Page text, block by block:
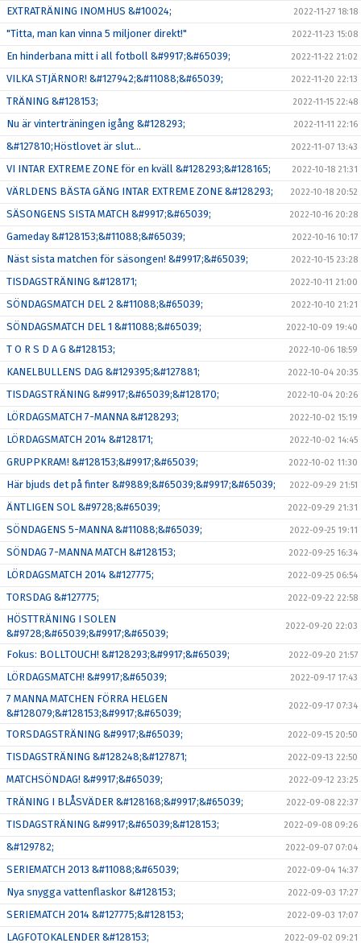
EXTRATRÄNING INOMHUS &#10024; 2022-11-27 18:18
"Titta, man kan vinna 5 miljoner direkt!" 2022-11-23 15:08
En hinderbana mitt i all fotboll &#9917;&#65039; 2022-11-22 21:02
VILKA STJÄRNOR! &#127942;&#11088;&#65039; 2022-11-20 22:13
TRÄNING &#128153; 2022-11-15 22:48
Nu är vinterträningen igång &#128293; 2022-11-11 22:16
&#127810;Höstlovet är slut... 2022-11-07 13:43
VI INTAR EXTREME ZONE för en kväll &#128293;&#128165; 2022-10-18 21:31
VÄRLDENS BÄSTA GÄNG INTAR EXTREME ZONE &#128293; 2022-10-18 20:52
SÄSONGENS SISTA MATCH &#9917;&#65039; 2022-10-16 20:28
Gameday &#128153;&#11088;&#65039; 2022-10-16 10:17
Näst sista matchen för säsongen! &#9917;&#65039; 2022-10-15 23:28
TISDAGSTRÄNING &#128171; 2022-10-11 21:00
SÖNDAGSMATCH DEL 2 &#11088;&#65039; 2022-10-10 21:21
SÖNDAGSMATCH DEL 1 &#11088;&#65039; 2022-10-09 19:40
T O R S D A G &#128153; 2022-10-06 18:59
KANELBULLENS DAG &#129395;&#127881; 2022-10-04 20:35
TISDAGSTRÄNING &#9917;&#65039;&#128170; 2022-10-04 20:26
LÖRDAGSMATCH 7-MANNA &#128293; 2022-10-02 15:19
LÖRDAGSMATCH 2014 &#128171; 2022-10-02 14:45
GRUPPKRAM! &#128153;&#9917;&#65039; 2022-10-02 11:30
Här bjuds det på finter &#9889;&#65039;&#9917;&#65039; 2022-09-29 21:51
ÄNTLIGEN SOL &#9728;&#65039; 2022-09-29 21:31
SÖNDAGENS 5-MANNA &#11088;&#65039; 2022-09-25 19:11
SÖNDAG 7-MANNA MATCH &#128153; 2022-09-25 16:34
LÖRDAGSMATCH 2014 &#127775; 2022-09-25 06:54
TORSDAG &#127775; 2022-09-22 22:58
HÖSTTRÄNING I SOLEN
&#9728;&#65039;&#9917;&#65039;
2022-09-20 22:03
Fokus: BOLLTOUCH! &#128293;&#9917;&#65039; 2022-09-20 21:57
LÖRDAGSMATCH! &#9917;&#65039; 2022-09-17 17:43
7 MANNA MATCHEN FÖRRA HELGEN
&#128079;&#128153;&#9917;&#65039;
2022-09-17 07:34
TORSDAGSTRÄNING &#9917;&#65039; 2022-09-15 20:50
TISDAGSTRÄNING &#128248;&#127871; 2022-09-13 22:50
MATCHSÖNDAG! &#9917;&#65039; 2022-09-12 23:25
TRÄNING I BLÅSVÄDER &#128168;&#9917;&#65039; 2022-09-08 22:37
TISDAGSTRÄNING &#9917;&#65039;&#128153; 2022-09-08 09:26
&#129782; 2022-09-07 07:04
SERIEMATCH 2013 &#11088;&#65039; 2022-09-04 14:37
Nya snygga vattenflaskor &#128153; 2022-09-03 17:27
SERIEMATCH 2014 &#127775;&#128153; 2022-09-03 17:07
LAGFOTOKALENDER &#128153; 2022-09-02 09:21